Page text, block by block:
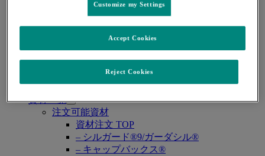
麻酔
– 麻酔 TOP
WEB講演会・学会
WEB講演会
学会共催セミナー
学会カレンダー
資材一覧
Open
submenu
注文可能資材
資材注文 TOP
– シルガード®9/ガーダシル®
– キャップバックス®
Customize my Settings
Reject Cookies
Accept Cookies